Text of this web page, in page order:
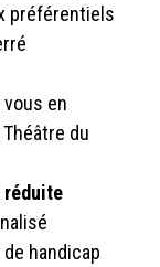
préférentiels
en
du
réduite
handicap